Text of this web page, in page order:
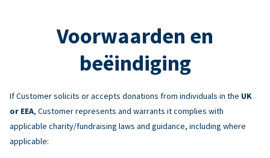
Voorwaarden en
beëindiging
If Customer solicits or accepts donations from individuals in the UK
or EEA, Customer represents and warrants it complies with
applicable charity/fundraising laws and guidance, including where
applicable: